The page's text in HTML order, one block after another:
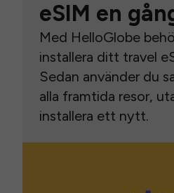
eSIM en
Med HelloGlobe
installera ditt travel
Sedan använder du
alla framtida resor,
installera ett nytt.